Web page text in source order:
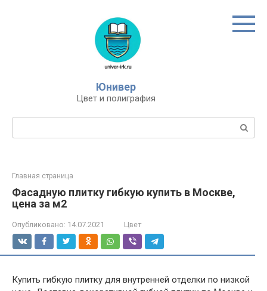
Юнивер
Цвет и полиграфия
Главная страница
Фасадную плитку гибкую купить в Москве,
цена за м2
Опубликовано: 14.07.2021 Цвет
Купить гибкую плитку для внутренней отделки по низкой